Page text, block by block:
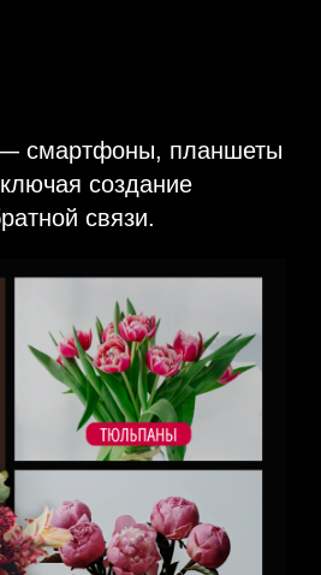
— смартфоны, планшеты
создание
связи.